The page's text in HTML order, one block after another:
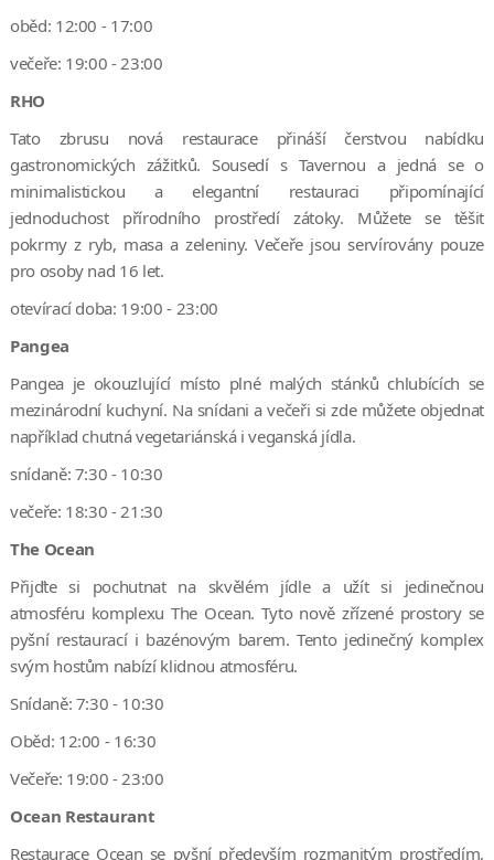
oběd: 12:00 - 17:00
večeře: 19:00 - 23:00
RHO
Tato zbrusu nová restaurace přináší čerstvou nabídku
gastronomických zážitků. Sousedí s Tavernou a jedná se o
minimalistickou a elegantní restauraci připomínající
jednoduchost přírodního prostředí zátoky. Můžete se těšit
pokrmy z ryb, masa a zeleniny. Večeře jsou servírovány pouze
pro osoby nad 16 let.
otevírací doba: 19:00 - 23:00
Pangea
Pangea je okouzlující místo plné malých stánků chlubících se
mezinárodní kuchyní. Na snídani a večeři si zde můžete objednat
například chutná vegetariánská i veganská jídla.
snídaně: 7:30 - 10:30
večeře: 18:30 - 21:30
The Ocean
Přijďte si pochutnat na skvělém jídle a užít si jedinečnou
atmosféru komplexu The Ocean. Tyto nově zřízené prostory se
pyšní restaurací i bazénovým barem. Tento jedinečný komplex
svým hostům nabízí klidnou atmosféru.
Snídaně: 7:30 - 10:30
Oběd: 12:00 - 16:30
Večeře: 19:00 - 23:00
Ocean Restaurant
Restaurace Ocean se pyšní především rozmanitým prostředím,